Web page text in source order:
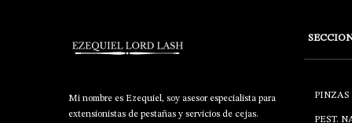
Mi nombre es Ezequiel, soy asesor especialista para
extensionistas de pestañas y servicios de cejas.
PINZAS
PEST.